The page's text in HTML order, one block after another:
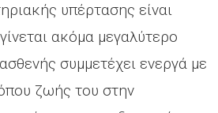
υπέρτασης είναι
ακόμα μεγαλύτερο
συμμετέχει ενεργά με
ζωής του στην